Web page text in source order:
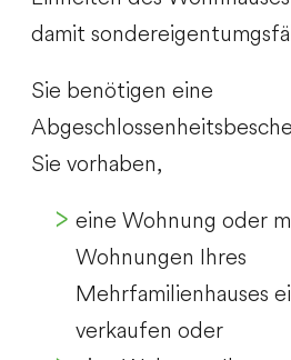
damit
Sie benötigen eine
Sie vorhaben,
eine Wohnung oder
Wohnungen Ihres
Mehrfamilienhauses
verkaufen oder